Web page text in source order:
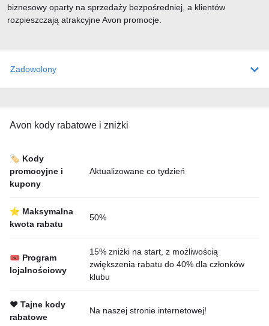
Zadowolony
Avon kody rabatowe i zniżki
🏷️ Kody
promocyjne i
kupony
Aktualizowane co tydzień
⭐ Maksymalna
kwota rabatu
50%
🎟 Program
lojalnościowy
15% zniżki na start, z możliwością
zwiększenia rabatu do 40% dla członków
klubu
❤️ Tajne kody
rabatowe
Na naszej stronie internetowej!
biznesowy oparty na sprzedaży bezpośredniej, a klientów
rozpieszczają atrakcyjne Avon promocje.